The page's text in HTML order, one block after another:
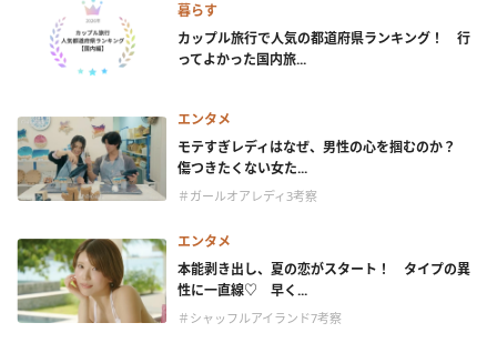
暮らす
カップル旅行で人気の都道府県ランキング！ 行
ってよかった国内旅...
エンタメ
モテすぎレディはなぜ、男性の心を掴むのか？
傷つきたくない女た...
＃ガールオアレディ3考察
エンタメ
本能剥き出し、夏の恋がスタート！ タイプの異
性に一直線♡ 早く...
＃シャッフルアイランド7考察